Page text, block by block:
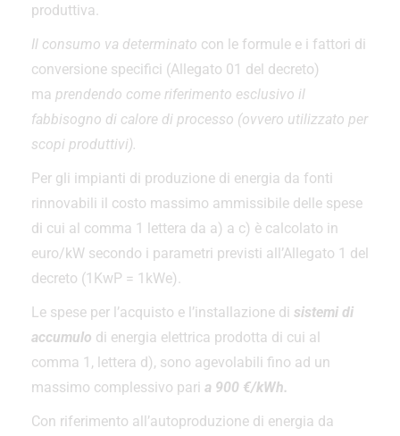
produttiva.
Il consumo va determinato con le formule e i fattori di
conversione specifici (Allegato 01 del decreto)
ma prendendo come riferimento esclusivo il
fabbisogno di calore di processo (ovvero utilizzato per
scopi produttivi).
Per gli impianti di produzione di energia da fonti
rinnovabili il costo massimo ammissibile delle spese
di cui al comma 1 lettera da a) a c) è calcolato in
euro/kW secondo i parametri previsti all’Allegato 1 del
decreto (1KwP = 1kWe).
Le spese per l’acquisto e l’installazione di sistemi di
accumulo di energia elettrica prodotta di cui al
comma 1, lettera d), sono agevolabili fino ad un
massimo complessivo pari a 900 €/kWh.
Con riferimento all’autoproduzione di energia da